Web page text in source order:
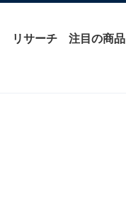
リサーチ 注目の商品